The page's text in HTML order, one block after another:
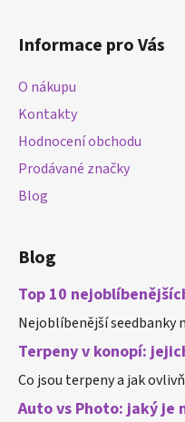
Informace pro Vás
O nákupu
Kontakty
Hodnocení obchodu
Prodávané značky
Blog
Blog
Top 10
Nejoblíbenější seedbanky
Terpeny v konopí:
Co jsou terpeny a jak
Auto vs Photo: jaký je